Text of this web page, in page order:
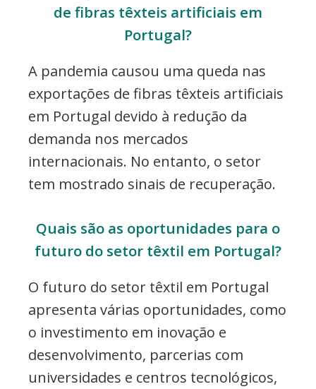
de fibras têxteis artificiais em
Portugal?
A pandemia causou uma queda nas
exportações de fibras têxteis artificiais
em Portugal devido à redução da
demanda nos mercados
internacionais. No entanto, o setor
tem mostrado sinais de recuperação.
Quais são as oportunidades para o
futuro do setor têxtil em Portugal?
O futuro do setor têxtil em Portugal
apresenta várias oportunidades, como
o investimento em inovação e
desenvolvimento, parcerias com
universidades e centros tecnológicos,